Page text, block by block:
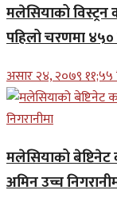
मलेसियाको
पहिलो चरणमा
असार २४, २०७९ ११;५५
मलेसियाको
अमिन उच्च